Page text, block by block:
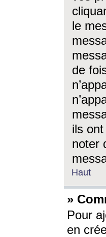
le
de
ils
noter
Haut
»
Pour
en